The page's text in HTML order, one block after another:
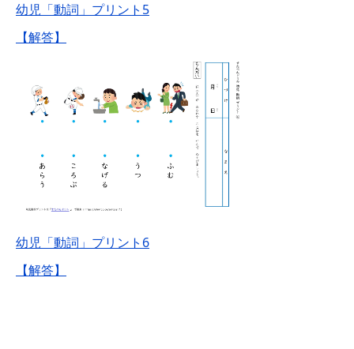
幼児「動詞」プリント5
【解答】
幼児「動詞」プリント6
【解答】